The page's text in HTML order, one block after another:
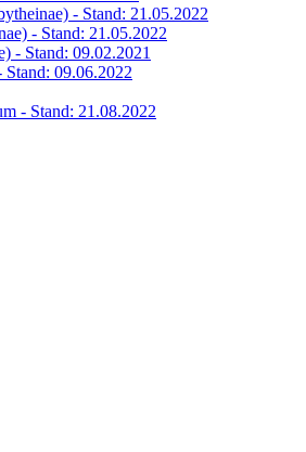
- Stand: 21.05.2022
- Stand: 21.05.2022
- Stand: 09.02.2021
09.06.2022
- Stand: 21.08.2022